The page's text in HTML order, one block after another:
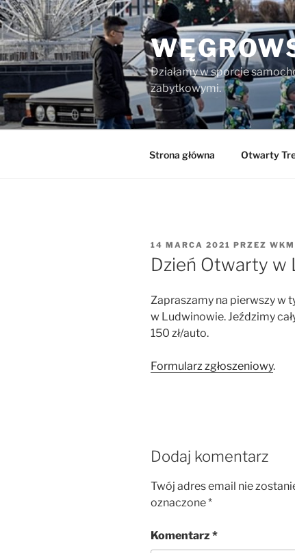
Przejdź
do
treści
Działamy w sporcie
zabytkowymi.
Strona główna Otwarty
OPUBLIKOWANE
W
14 MARCA 2021 PRZEZ WKM
Dzień Otwarty w
Zapraszamy na pierwszy w
w Ludwinowie. Jeździmy
150 zł/auto.
Formularz zgłoszeniowy.
Dodaj komentarz
Twój adres email nie
oznaczone*
Komentarz *